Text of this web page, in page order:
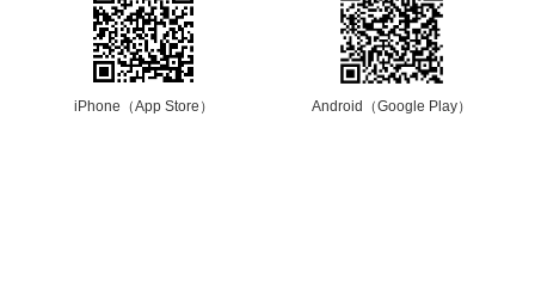
iPhone（App Store） Android（Google Play）